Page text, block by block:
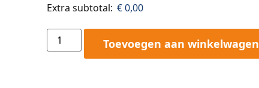
Extra subtotal: €0,00
Toevoegen aan winkelwagen